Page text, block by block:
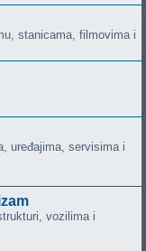
stanicama, filmovima i
uređajima, servisima i
vozilima i